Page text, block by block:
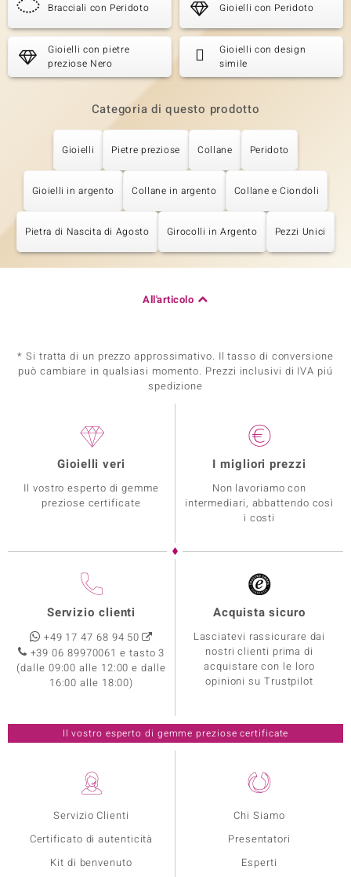
Bracciali con Peridoto Gioielli con Peridoto
Gioielli con pietre
preziose Nero
Gioielli con design
simile
Categoria di questo prodotto
Gioielli Pietre preziose Collane Peridoto
Gioielli in argento Collane in argento Collane e Ciondoli
Pietra di Nascita di Agosto Girocolli in Argento Pezzi Unici
All'articolo
* Si tratta di un prezzo approssimativo. Il tasso di conversione
può cambiare in qualsiasi momento. Prezzi inclusivi di IVA piú
spedizione
Servizio Clienti
Certificato di autenticità
Kit di benvenuto
Chi Siamo
Presentatori
Esperti
Gioielli veri
Il vostro esperto di gemme
preziose certificate
I migliori prezzi
Non lavoriamo con
intermediari, abbattendo così
i costi
Servizio clienti
+49 17 47 68 94 50
+39 06 89970061 e tasto 3
(dalle 09:00 alle 12:00 e dalle
16:00 alle 18:00)
Acquista sicuro
Lasciatevi rassicurare dai
nostri clienti prima di
acquistare con le loro
opinioni su Trustpilot
Il vostro esperto di gemme preziose certificate